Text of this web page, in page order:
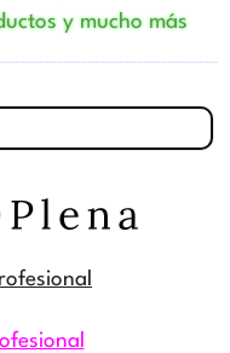
y mucho más